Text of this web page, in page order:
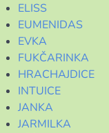
ELISS
EUMENIDAS
EVKA
FUKČARINKA
HRACHAJDICE
INTUICE
JANKA
JARMILKA